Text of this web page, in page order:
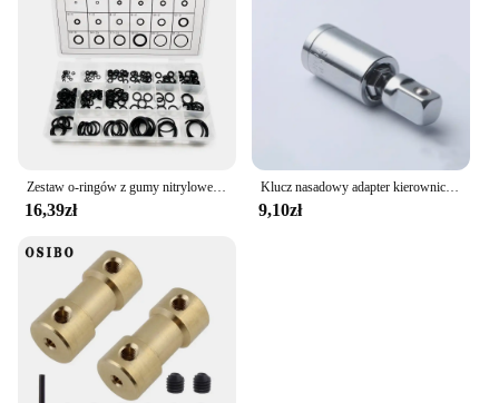
16,39zł
Klucz nasadowy adapter kierownicy 1/4 "3/8" 1/2" 360 stopni obrotowy przegub tulejowy klucz grzechotkowy konwerter kombinowany
9,10zł